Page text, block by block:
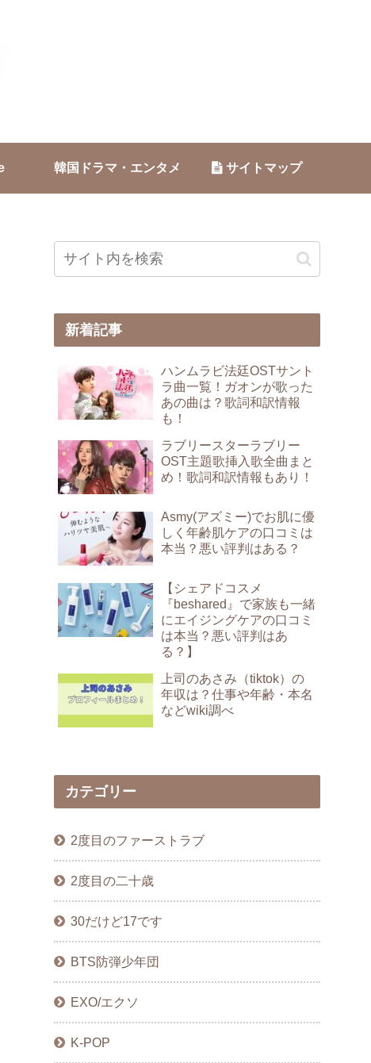
韓国ドラマ・エンタメ サイトマップ
新着記事
ハンムラビ法廷OSTサント
ラ曲一覧！ガオンが歌った
あの曲は？歌詞和訳情報
も！
ラブリースターラブリー
OST主題歌挿入歌全曲まと
め！歌詞和訳情報もあり！
Asmy(アズミー)でお肌に優
しく年齢肌ケアの口コミは
本当？悪い評判はある？
【シェアドコスメ
『beshared』で家族も一緒
にエイジングケアの口コミ
は本当？悪い評判はあ
る？】
上司のあさみ（tiktok）の
年収は？仕事や年齢・本名
などwiki調べ
カテゴリー
2度目のファーストラブ
2度目の二十歳
30だけど17です
BTS防弾少年団
EXO/エクソ
K-POP